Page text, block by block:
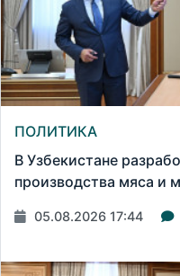
ПОЛИТИКА
В Узбекистане
производства мяса и
05.08.2026 17:44